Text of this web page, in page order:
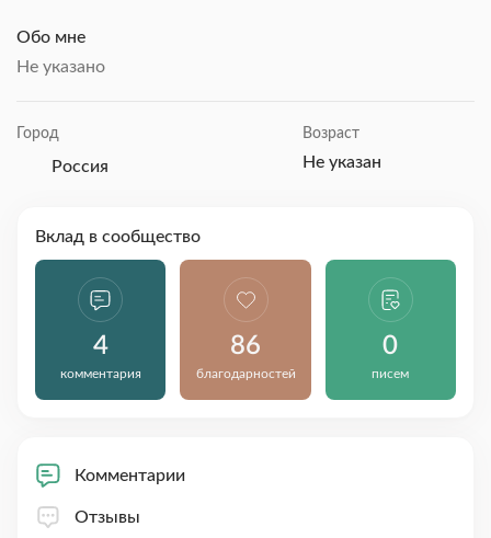
Обо мне
Не указано
Город
Россия
Возраст
Не указан
Вклад в сообщество
4
комментария
86
благодарностей
0
писем
Комментарии
Отзывы